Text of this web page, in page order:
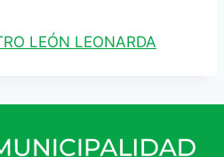
LEÓN LEONARDA